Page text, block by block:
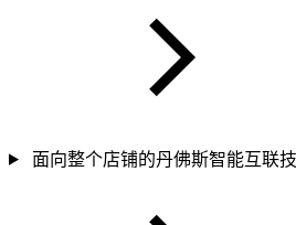
面向整个店铺的丹佛斯智能互联